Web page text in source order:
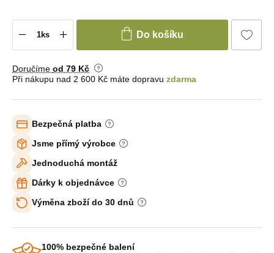
Do košíku
Doručíme od 79 Kč
Při nákupu nad 2 600 Kč máte dopravu zdarma
Bezpečná platba
Jsme přímý výrobce
Jednoduchá montáž
Dárky k objednávce
Výměna zboží do 30 dnů
100% bezpečné balení